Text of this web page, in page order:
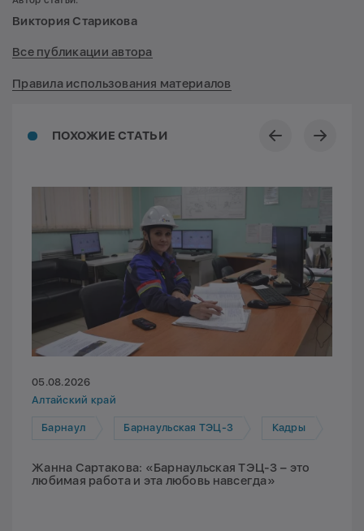
ПОХОЖИЕ СТАТЬИ
05.08.2026
Алтайский край
Барнаул Барнаульская ТЭЦ-3 Кадры
Жанна Сартакова: «Барнаульская ТЭЦ-3 – это
любимая работа и эта любовь навсегда»
Виктория Старикова
Все публикации автора
Правила использования материалов